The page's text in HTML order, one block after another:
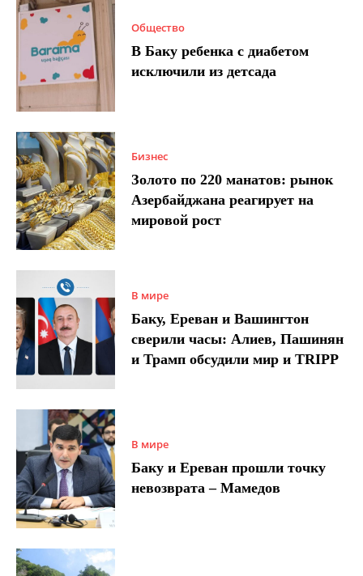
Общество
В Баку ребенка с диабетом
исключили из детсада
Бизнес
Золото по 220 манатов: рынок
Азербайджана реагирует на
мировой рост
В мире
Баку, Ереван и Вашингтон
сверили часы: Алиев, Пашинян
и Трамп обсудили мир и TRIPP
В мире
Баку и Ереван прошли точку
невозврата – Мамедов